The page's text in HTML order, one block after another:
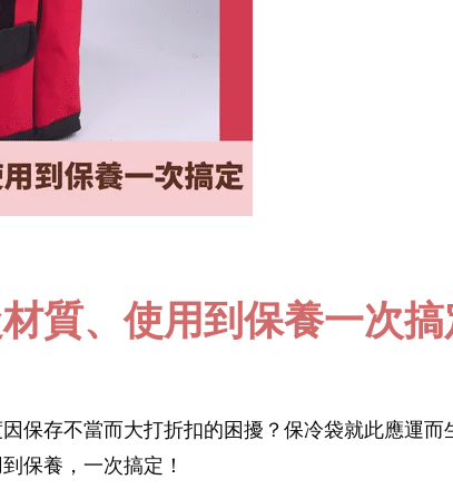
質、使用到保養一次搞
保存不當而大打折扣的困擾？保冷袋就此應運而
保養，一次搞定！